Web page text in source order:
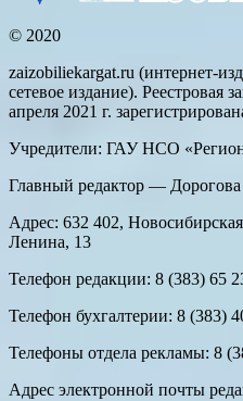
© 2020
zaizobiliekargat.ru (интернет-
сетевое издание).
апреля 2021 г.
Учредители: ГАУ НСО
Главный редактор —
Адрес: 632 402,
Ленина, 13
Телефон редакции: 8 (383) 65
Телефон бухгалтерии: 8 (383)
Телефоны отдела рекламы: 8
Адрес электронной почты